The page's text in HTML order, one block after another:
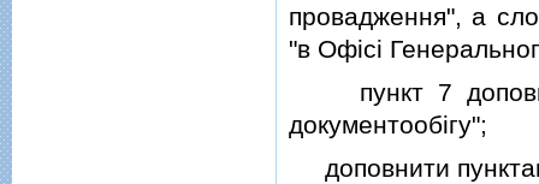
провадження", а
"в Офiсi
пункт 7
документообiгу";
доповнити